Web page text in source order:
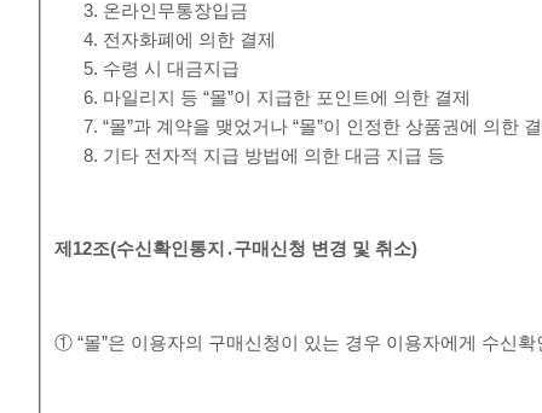
온라인무통장입금
전자화폐에 의한 결제
수령 시 대금지급
마일리지 등 “몰”이 지급한 포인트에 의한 결제
“몰”과 계약을 맺었거나 “몰”이 인정한 상품권에 의한
기타 전자적 지급 방법에 의한 대금 지급 등
제 12조(수신확인통지 ․구매신청 변경 및 취소)
① “몰”은 이용자의 구매신청이 있는 경우 이용자에게 수신